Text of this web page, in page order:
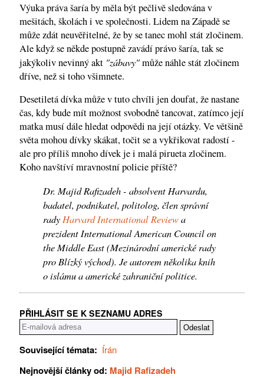
Výuka práva šaría by měla být pečlivě sledována v
mešitách, školách i ve společnosti. Lidem na Západě se
může zdát neuvěřitelné, že by se tanec mohl stát zločinem.
Ale když se někde postupně zavádí právo šaría, tak se
jakýkoliv nevinný akt "zábavy"může náhle stát zločinem
dříve, než si toho všimnete.
Desetiletá dívka může v tuto chvíli jen doufat, že nastane
čas, kdy bude mít možnost svobodně tancovat, zatímco její
matka musí dále hledat odpovědi na její otázky. Ve většině
světa mohou dívky skákat, točit se a vykřikovat radostí -
ale pro příliš mnoho dívek je i malá pirueta zločinem.
Koho navštíví mravnostní policie příště?
Dr. Majid Rafizadeh - absolvent Harvardu,
badatel, podnikatel, politolog, člen správní
rady Harvard International Reviewa
prezident International American Council on
the Middle East (Mezinárodní americké rady
pro Blízký východ). Je autorem několika knih
o islámu a americké zahraniční politice.
PŘIHLÁSIT SE K SEZNAMU ADRES
Související témata: Írán
Nejnovější články od: Majid Rafizadeh